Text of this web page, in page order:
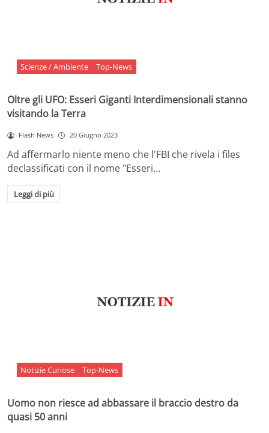
Scienze / Ambiente Top-News
Oltre gli UFO: Esseri Giganti Interdimensionali stanno
visitando la Terra
Flash News 20 Giugno 2023
Ad affermarlo niente meno che l'FBI che rivela i files
declassificati con il nome "Esseri…
Leggi di più
Notizie Curiose Top-News
Uomo non riesce ad abbassare il braccio destro da
quasi 50 anni